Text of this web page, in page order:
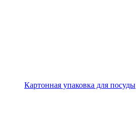
Картонная упаковка для посуды